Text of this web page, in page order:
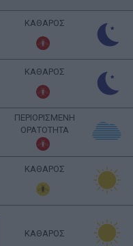
ΚΑΘΑΡΟΣ
ΚΑΘΑΡΟΣ
ΠΕΡΙΟΡΙΣΜΕΝΗ
ΟΡΑΤΟΤΗΤΑ
ΚΑΘΑΡΟΣ
ΚΑΘΑΡΟΣ